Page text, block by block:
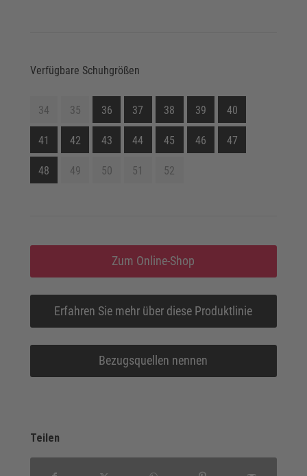
Verfügbare Schuhgrößen
34 35 36 37 38 39 40
41 42 43 44 45 46 47
48 49 50 51 52
Zum Online-Shop
Erfahren Sie mehr über diese Produktlinie
Bezugsquellen nennen
Teilen